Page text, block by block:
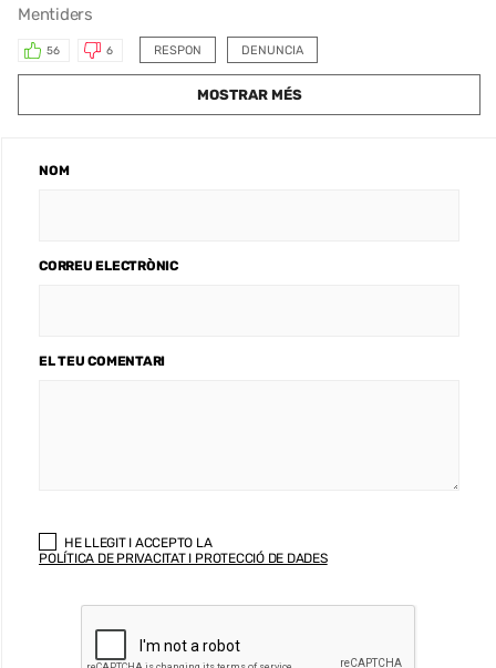
Mentiders
RESPON
56 6 DENUNCIA
MOSTRAR MÉS
NOM
CORREU ELECTRÒNIC
EL TEU COMENTARI
HE LLEGIT I ACCEPTO LA
POLÍTICA DE PRIVACITAT I PROTECCIÓ DE DADES